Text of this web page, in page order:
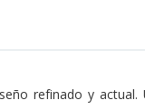
refinado y